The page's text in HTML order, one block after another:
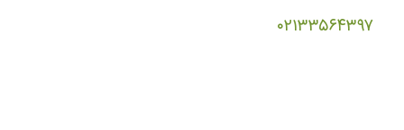
۰۲۱۳۳۵۶۴۳۹۷